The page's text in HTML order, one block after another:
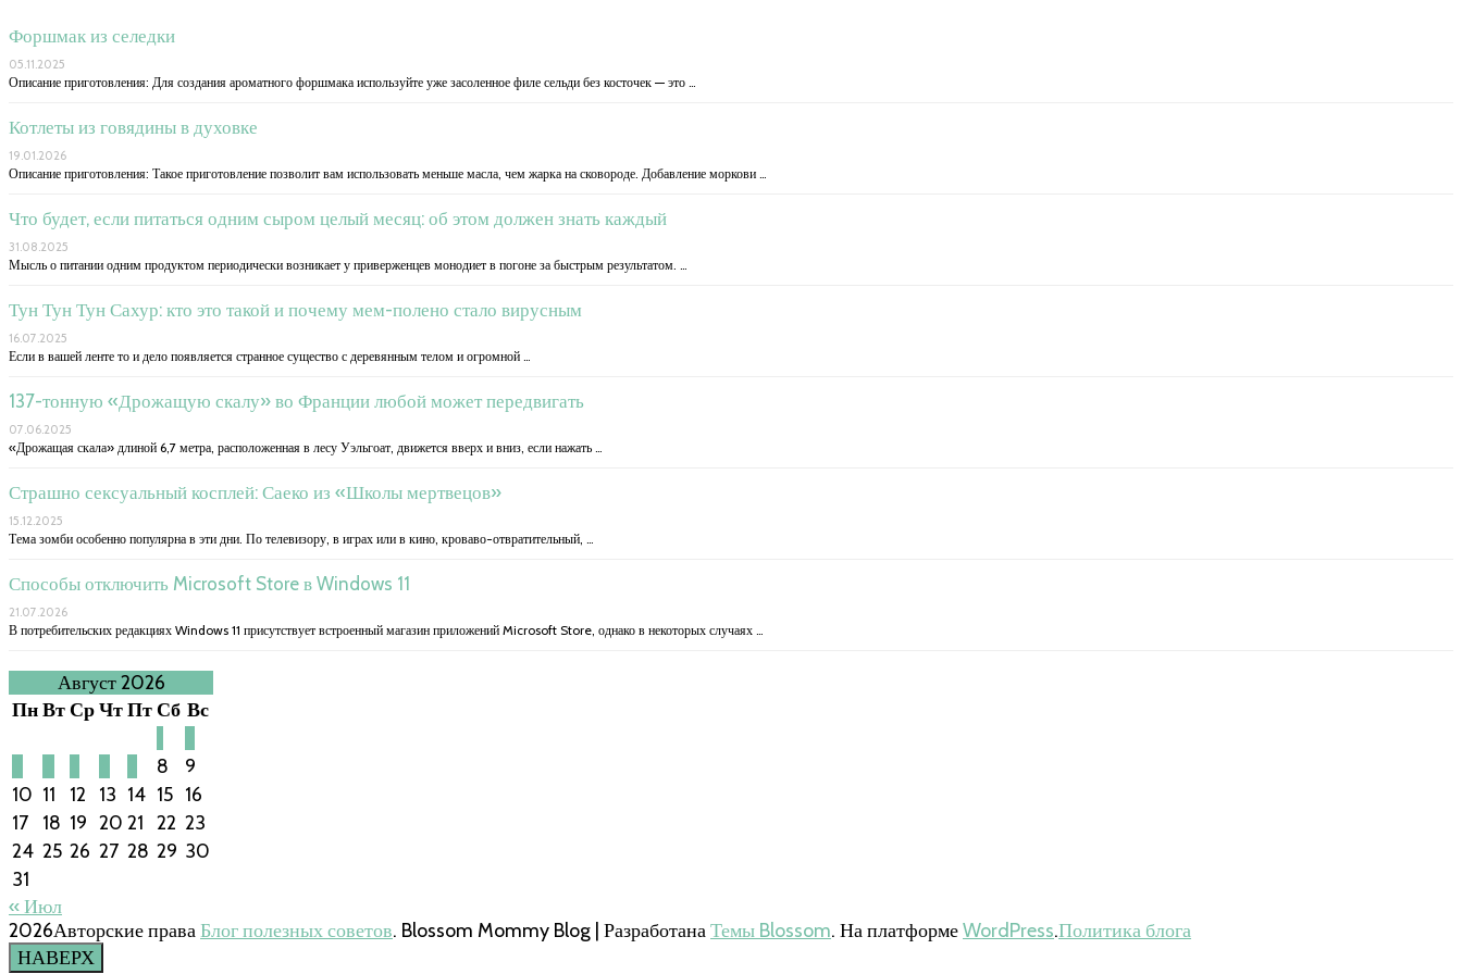
Форшмак из селедки
05.11.2025
Описание приготовления: Для создания ароматного форшмака используйте уже засоленное филе сельди без косточек — это …
Котлеты из говядины в духовке
19.01.2026
Описание приготовления: Такое приготовление позволит вам использовать меньше масла, чем жарка на сковороде. Добавление моркови …
Что будет, если питаться одним сыром целый месяц: об этом должен знать каждый
31.08.2025
Мысль о питании одним продуктом периодически возникает у приверженцев монодиет в погоне за быстрым результатом. …
Тун Тун Тун Сахур: кто это такой и почему мем-полено стало вирусным
16.07.2025
Если в вашей ленте то и дело появляется странное существо с деревянным телом и огромной …
137-тонную «Дрожащую скалу» во Франции любой может передвигать
07.06.2025
«Дрожащая скала» длиной 6,7 метра, расположенная в лесу Уэльгоат, движется вверх и вниз, если нажать …
Страшно сексуальный косплей: Саеко из «Школы мертвецов»
15.12.2025
Тема зомби особенно популярна в эти дни. По телевизору, в играх или в кино, кроваво-отвратительный, …
Способы отключить Microsoft Store в Windows 11
21.07.2026
В потребительских редакциях Windows 11 присутствует встроенный магазин приложений Microsoft Store, однако в некоторых случаях …
Август 2026
ПнВтСрЧтПтСб Вс
8
9
10 11 12 13 14 15 16
17
18 19 20 21 22 23
24 25 26 27 28 29 30
31
« Июл
2026Авторские праваБлог полезных советов. Blossom Mommy Blog | РазработанаТемы Blossom. На платформеWordPress.Политика блога
НАВЕРХ